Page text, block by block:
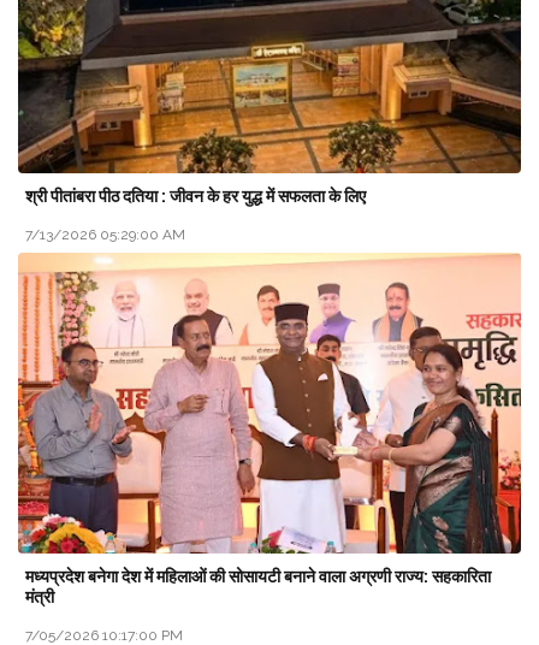
श्री पीतांबरा पीठ दतिया : जीवन के हर युद्ध में सफलता के लिए
7/13/2026 05:29:00 AM
मध्यप्रदेश बनेगा देश में महिलाओं की सोसायटी बनाने वाला अग्रणी राज्य: सहकारिता
मंत्री
7/05/2026 10:17:00 PM